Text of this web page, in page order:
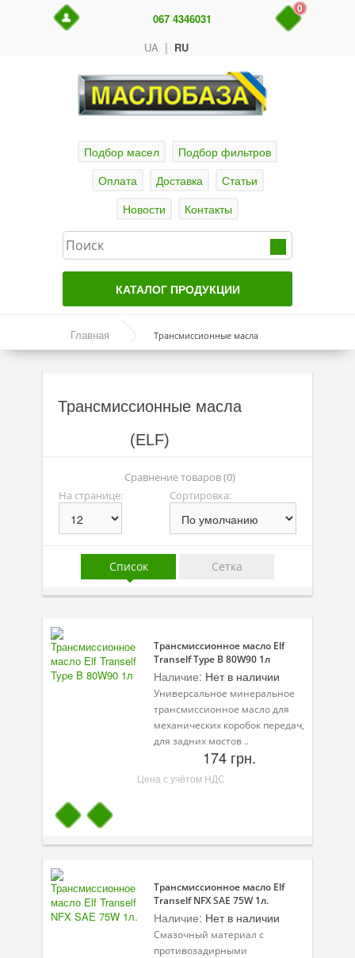
UA | RU
067 4346031
0
Подбор масел
Подбор фильтров
Оплата
Доставка
Статьи
Новости
Контакты
КАТАЛОГ ПРОДУКЦИИ
Актуальные продукты
Моторные масла
Синтетические масла
Полусинтетические масла
Минеральные масла
Масло с молибденом
Линейка масел Molygen
Линейка масел Top Tec
Линейка масел Optimal
Присадки в масло
Присадки в системы охлаждения
Присадки в топливо
Автокосметика
Трансмиссионные масла
Оборудование
Клеи и герметики
Главная Трансмиссионные масла
Трансмиссионные масла
(ELF)
Сравнение товаров (0)
На странице:
Сортировка:
Список Сетка
Трансмиссионное масло Elf
Tranself Type B 80W90 1л
Наличие: Нет в наличии
Универсальное минеральное
трансмиссионное масло для
механических коробок передач,
для задних мостов ..
174 грн.
Цена с учётом НДС
Трансмиссионное масло Elf
Tranself NFX SAE 75W 1л.
Наличие: Нет в наличии
Смазочный материал с
противозадирными